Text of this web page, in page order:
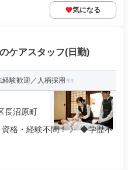
気になる
ケアスタッフ(日勤)
験歓迎／人柄採用
長沼原町
格・経験不問！ 》 ◆学歴不